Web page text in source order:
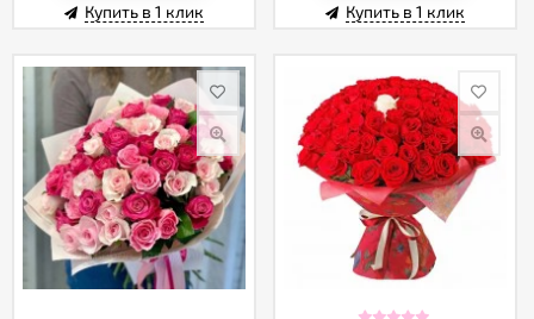
Купить в 1 клик Купить в 1 клик